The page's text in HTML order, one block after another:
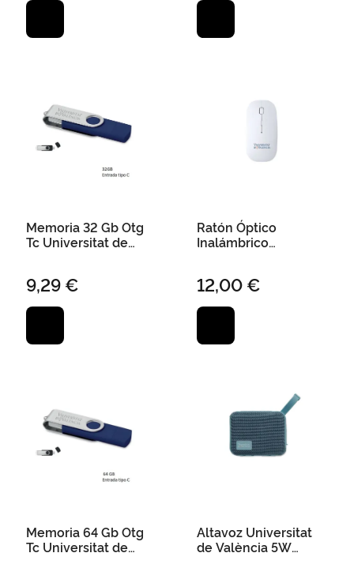
Memoria 32 Gb Otg
Tc Universitat de
9,29 €
Ratón Óptico
Inalámbrico
cm
12,00 €
Memoria 64 Gb Otg
Tc Universitat de
Altavoz Universitat
de València 5W